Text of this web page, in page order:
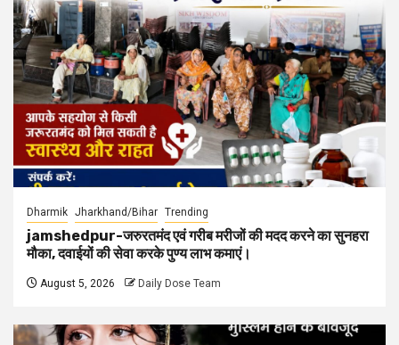
Dharmik Jharkhand/Bihar Trending
jamshedpur-जरुरतमंद एवं गरीब मरीजों की मदद करने का सुनहरा
मौका, दवाईयों की सेवा करके पुण्य लाभ कमाएं।
August 5, 2026 Daily Dose Team